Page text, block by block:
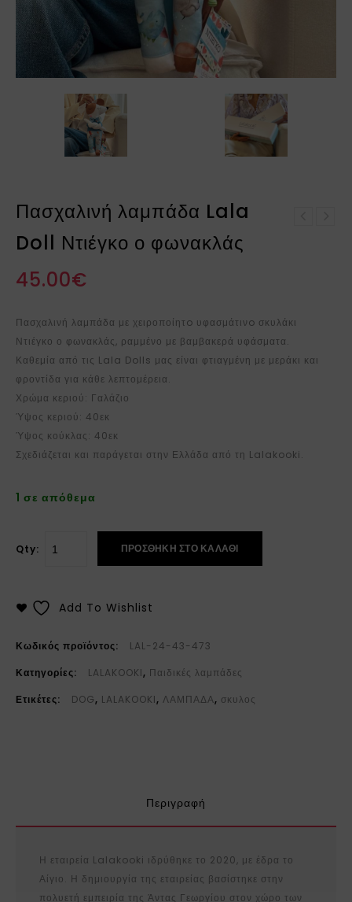
Πασχαλινή λαμπάδα Lala
Doll Ντιέγκο ο φωνακλάς
45.00€
Πασχαλινή λαμπάδα με χειροποίητo υφασμάτινo σκυλάκι
Ντιέγκο ο φωνακλάς, ραμμένο με βαμβακερά υφάσματα.
Καθεμία από τις Lala Dolls μας είναι φτιαγμένη με μεράκι και
φροντίδα για κάθε λεπτομέρεια.
Χρώμα κεριού: Γαλάζιο
Ύψος κεριού: 40εκ
Ύψος κούκλας: 40εκ
Σχεδιάζεται και παράγεται στην Ελλάδα από τη Lalakooki.
1 σε απόθεμα
Qty: ΠΡΟΣΘΉΚΗ ΣΤΟ ΚΑΛΆΘΙ
Add To Wishlist
Κωδικός προϊόντος:
LAL-24-43-473
Κατηγορίες:
LALAKOOKI, Παιδικές λαμπάδες
Ετικέτες:
DOG, LALAKOOKI, ΛΑΜΠΑΔΑ, σκυλος
Περιγραφή
Η εταιρεία Lalakooki ιδρύθηκε το 2020, με έδρα το
Αίγιο. Η δημιουργία της εταιρείας βασίστηκε στην
πολυετή εμπειρία της Άντας Γεωργίου στον χώρο των